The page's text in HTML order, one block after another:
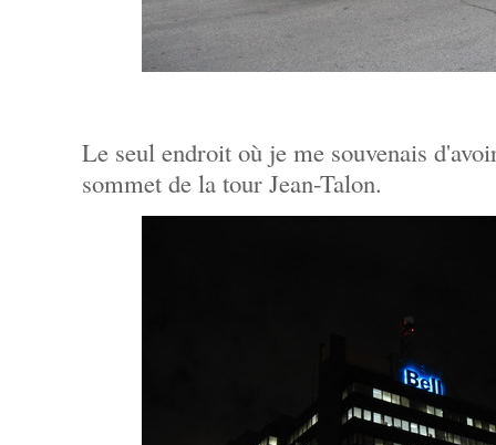
Le seul endroit où je me souvenais
sommet de la tour Jean-Talon.